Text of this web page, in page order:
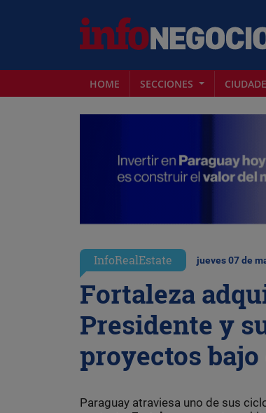
HOME SECCIONES
InfoRealEstate jueves 07 de
Fortaleza
Presidente y
proyectos
Paraguay atraviesa uno de sus